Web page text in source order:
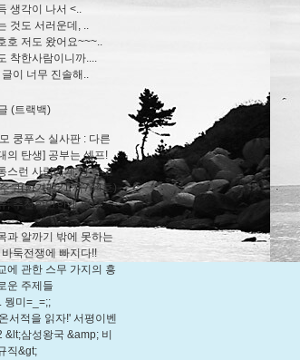
생각이 나서 <..
것도 서러운데, ..
호 저도 왔어요~~~..
착한사람이니까....
글이 너무 진솔해..
(트랙백)
쿵푸스 실사판 : 다른
의 탄생] 공부는 셀프!
스런 사람에게 병 주고
고(한겨레21 제744호)
, 추천할만한게 있냐
과 알까기 밖에 못하는
바둑전쟁에 빠지다!!
에 관한 스무 가지의 흥
운 주제들
뭥미=_=;;
서적을 읽자!' 서평이벤
&lt;삼성왕국 &amp; 비
직&gt;